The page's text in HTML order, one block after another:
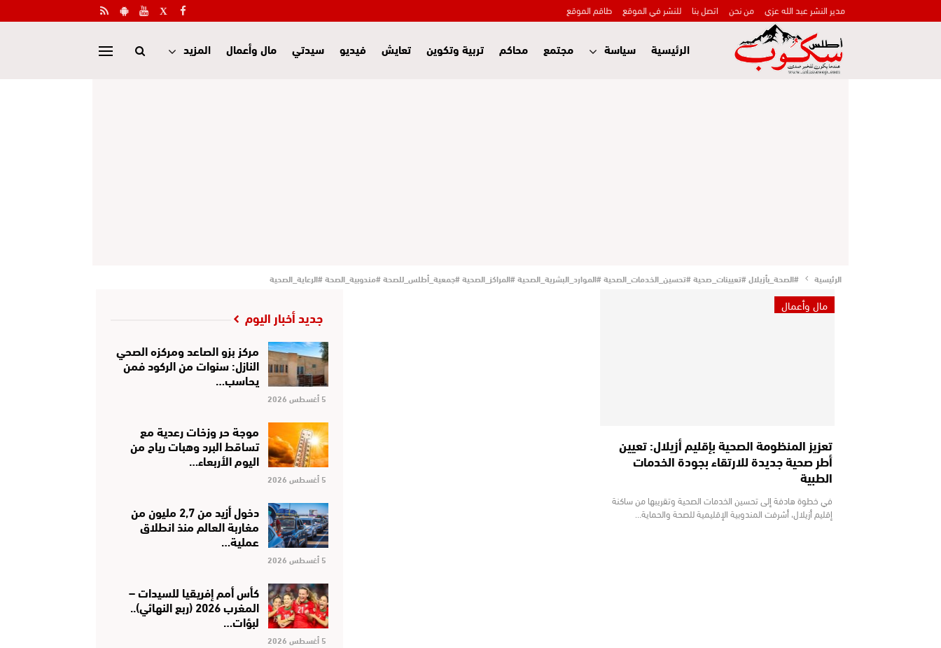
مدير النشر عبد الله عزي من نحن اتصل بنا للنشر في الموقع طاقم الموقع
الرئيسية سياسة مجتمع محاكم تربية وتكوين تعايش فيديو سيدتي مال وأعمال المزيد
الرئيسية #الصحة_بأزيلال #تعيينات_صحية #تحسين_الخدمات_الصحية #الموارد_البشرية_الصحية #المراكز_الصحية #جمعية_أطلس_للصحة #مندوبية_الصحة #الرعاية_الصحية
مال وأعمال
تعزيز المنظومة الصحية بإقليم أزيلال: تعيين
أطر صحية جديدة للارتقاء بجودة الخدمات
الطبية
في خطوة هادفة إلى تحسين الخدمات الصحية وتقريبها من ساكنة
إقليم أزيلال، أشرفت المندوبية الإقليمية للصحة والحماية…
جديد أخبار اليوم
مركز بزو الصاعد ومركزه الصحي
النازل: سنوات من الركود فمن
يحاسب…
5 أغسطس 2026
موجة حر وزخات رعدية مع
تساقط البرد وهبات رياح من
اليوم الأربعاء…
5 أغسطس 2026
دخول أزيد من 2,7 مليون من
مغاربة العالم منذ انطلاق
عملية…
5 أغسطس 2026
كأس أمم إفريقيا للسيدات –
المغرب 2026 (ربع النهائي)..
لبؤات…
5 أغسطس 2026